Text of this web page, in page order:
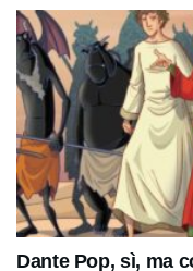
Dante Pop, sì, ma